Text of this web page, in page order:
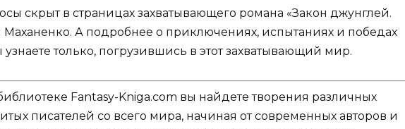
скрыт в страницах захватывающего романа «Закон джунглей.
Маханенко. А подробнее о приключениях, испытаниях и победах
узнаете только, погрузившись в этот захватывающий мир.
Fantasy-Kniga.com вы найдете творения различных
писателей со всего мира, начиная от современных авторов и